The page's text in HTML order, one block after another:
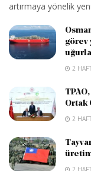
artırmaya yönelik
görev
2
Ortak
2